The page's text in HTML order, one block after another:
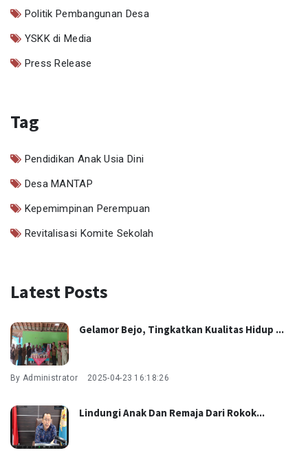
Politik Pembangunan Desa
YSKK di Media
Press Release
Tag
Pendidikan Anak Usia Dini
Desa MANTAP
Kepemimpinan Perempuan
Revitalisasi Komite Sekolah
Latest Posts
Gelamor Bejo, Tingkatkan Kualitas Hidup ...
By Administrator 2025-04-23 16:18:26
Lindungi Anak Dan Remaja Dari Rokok...